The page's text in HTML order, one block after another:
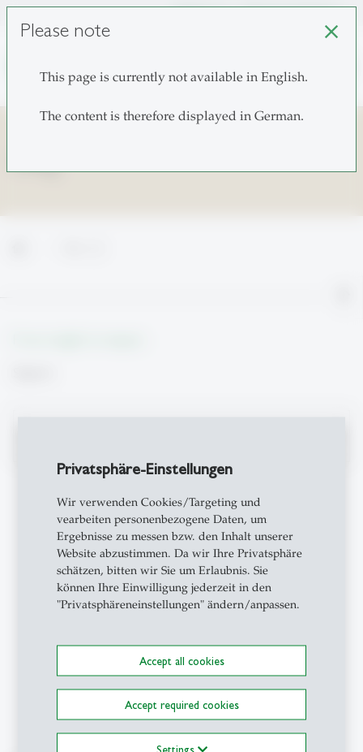
Privatsphäre-Einstellungen
Wir verwenden Cookies/Targeting und
vearbeiten personenbezogene Daten, um
Ergebnisse zu messen bzw. den Inhalt unserer
Website abzustimmen. Da wir Ihre Privatsphäre
schätzen, bitten wir Sie um Erlaubnis. Sie
können Ihre Einwilligung jederzeit in den
"Privatsphäreneinstellungen" ändern/anpassen.
Accept all cookies
Accept required cookies
Settings
Please note close
This page is currently not available in English.
The content is therefore displayed in German.
unisg.ch Choose institutes
search
Contact
CSC-HSG
Career & Corporate
Services
Gatterstrasse 1
9010 St.Gallen
Schweiz
+41 71 224 31 00
csc@unisg.ch